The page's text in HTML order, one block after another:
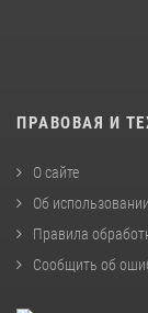
ПРАВОВАЯ И
О сайте
Об
Правила
Сообщить об